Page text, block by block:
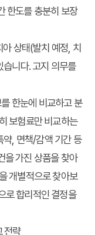
한도를 충분히 보장
상태(발치 예정, 치
습니다. 고지 의무를
한눈에 비교하고 분
보험료만 비교하는
약, 면책/감액 기간 등
을 가진 상품을 찾아
개별적으로 찾아보
로 합리적인 결정을
전략